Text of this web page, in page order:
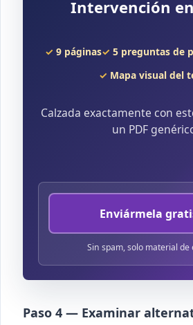
Intervención
9 páginas
5 preguntas de
Mapa visual del
Calzada exactamente con
un PDF
Enviármela
Sin spam, solo material de
Paso 4 — Examinar